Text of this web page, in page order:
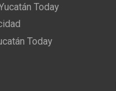
Today
Today